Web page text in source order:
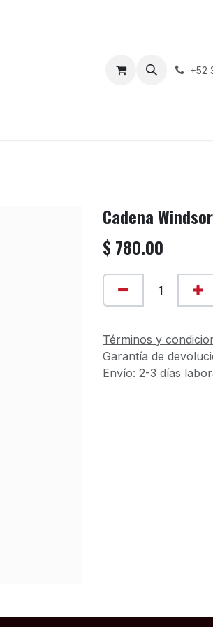
Contáctenos+52
Cadena
$ 780.00
Términos y
Garantía de
Envío: 2-3 días